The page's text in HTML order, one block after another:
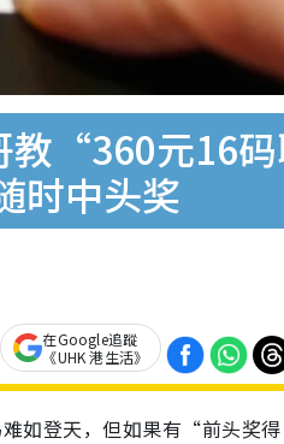
教“360元16
时中头奖
在Google追蹤
《UHK 港生活》
如登天，但如果有“前头奖得